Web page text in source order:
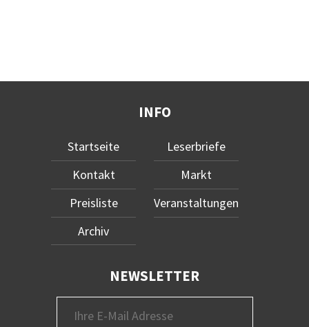
INFO
Startseite
Kontakt
Preisliste
Archiv
Leserbriefe
Markt
Veranstaltungen
NEWSLETTER